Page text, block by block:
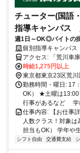
チューター(国語
指導キャンパス
週1日～OK◎バイトの
19:00〜/20:30〜】の
問題なし★
個別指導キャンパ
アクセス: 「
時給1,275円以上
東京都東京23区荒川
勤務時間・曜日: 17
OK） ★土曜は13:00
行事があるなど 学
仕事内容: 【お仕事
人数クラス！対象
担当もOK） 学年や
シフト自由 交通費支給